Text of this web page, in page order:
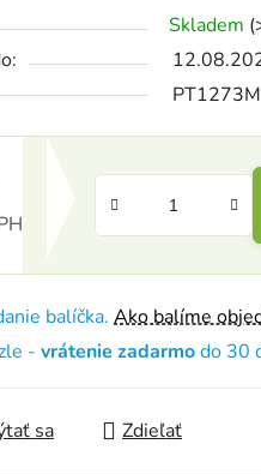
Skladem
PT1273M
balíčka. Ako balíme
- vrátenie zadarmodo 30
sa Zdieľať